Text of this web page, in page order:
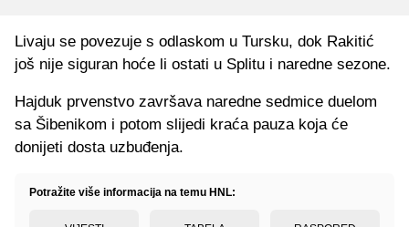
Livaju se povezuje s odlaskom u Tursku, dok Rakitić
još nije siguran hoće li ostati u Splitu i naredne sezone.
Hajduk prvenstvo završava naredne sedmice duelom
sa Šibenikom i potom slijedi kraća pauza koja će
donijeti dosta uzbuđenja.
Potražite više informacija na temu HNL: